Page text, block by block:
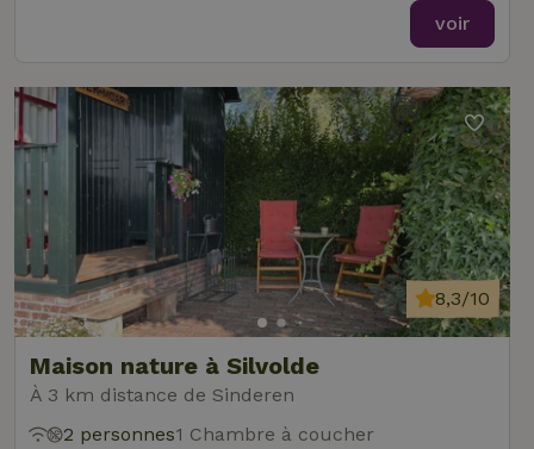
voir
Maison nature à Silvolde
À 3 km distance de Sinderen
8,3/10
2 personnes1 Chambre à coucher